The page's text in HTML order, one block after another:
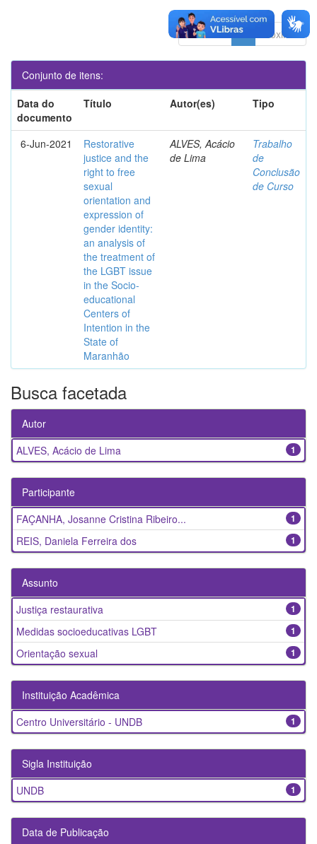
Anterior 1 Póximo
Conjunto de itens:
Data do
documento
Título Autor(es) Tipo
6-Jun-2021
Restorative
justice and the
right to free
sexual
orientation and
expression of
gender identity:
an analysis of
the treatment of
the LGBT issue
in the Socio-
educational
Centers of
Intention in the
State of
Maranhão
ALVES, Acácio
de Lima
Trabalho
de
Conclusão
de Curso
Busca facetada
Autor
1
ALVES, Acácio de Lima
Participante
1
FAÇANHA, Josanne Cristina Ribeiro...
1
REIS, Daniela Ferreira dos
Assunto
1
Justiça restaurativa
1
Medidas socioeducativas LGBT
1
Orientação sexual
Instituição Acadêmica
1
Centro Universitário - UNDB
Sigla Instituição
1
UNDB
Data de Publicação